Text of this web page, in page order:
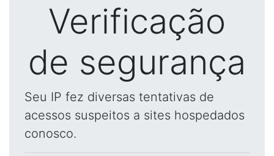
Verificação
de segurança
Seu IP fez diversas tentativas de
acessos suspeitos a sites hospedados
conosco.